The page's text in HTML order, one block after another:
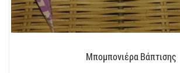
Μπομπονιέρα Βάπτισης